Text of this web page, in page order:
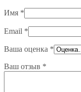
Имя *
Email *
Ваша оценка *
Ваш отзыв *